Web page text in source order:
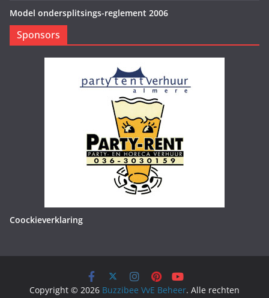
Model ondersplitsings-reglement 2006
Sponsors
Coockieverklaring
Copyright © 2026 Buzzibee VvE Beheer. Alle rechten